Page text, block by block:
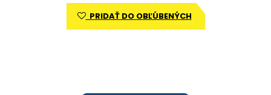
PRIDAŤ DO OBĽÚBENÝCH